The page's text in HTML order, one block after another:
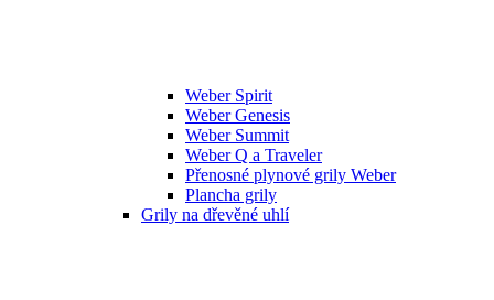
Weber Spirit
Weber Genesis
Weber Summit
Weber Q a Traveler
Přenosné plynové grily Weber
Plancha grily
Grily na dřevěné uhlí